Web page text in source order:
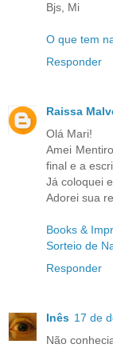
Bjs, Mi
O que tem
Responder
Raissa
Olá Mari!
Amei
final e a
Já coloquei
Adorei sua
Books &
Sorteio de
Responder
Inês 17 de
Não